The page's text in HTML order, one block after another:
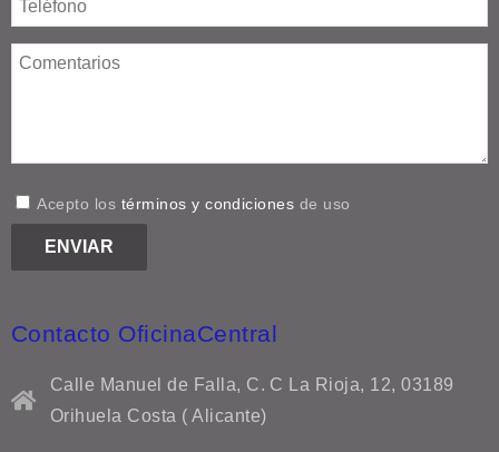
Acepto los términos y condiciones de uso
Contacto OficinaCentral
Calle Manuel de Falla, C. C La Rioja, 12, 03189
Orihuela Costa ( Alicante)